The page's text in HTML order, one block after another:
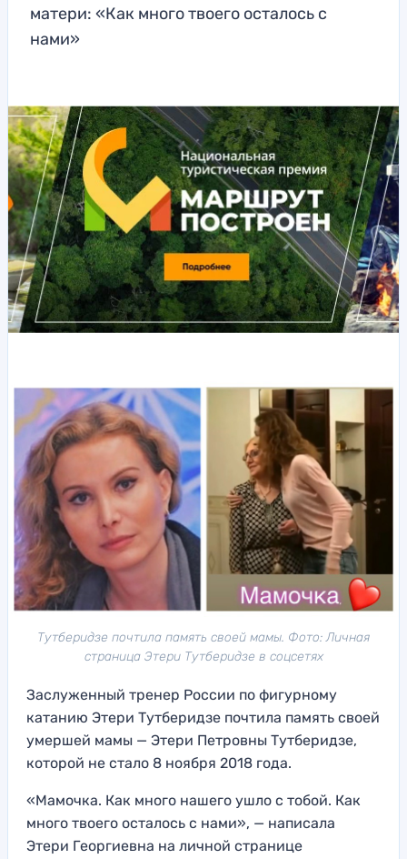
матери: «Как много твоего осталось с
нами»
Тутберидзе почтила память своей мамы. Фото: Личная
страница Этери Тутберидзе в соцсетях
Заслуженный тренер России по фигурному
катанию Этери Тутберидзе почтила память своей
умершей мамы — Этери Петровны Тутберидзе,
которой не стало 8 ноября 2018 года.
«Мамочка. Как много нашего ушло с тобой. Как
много твоего осталось с нами», — написала
Этери Георгиевна на личной странице